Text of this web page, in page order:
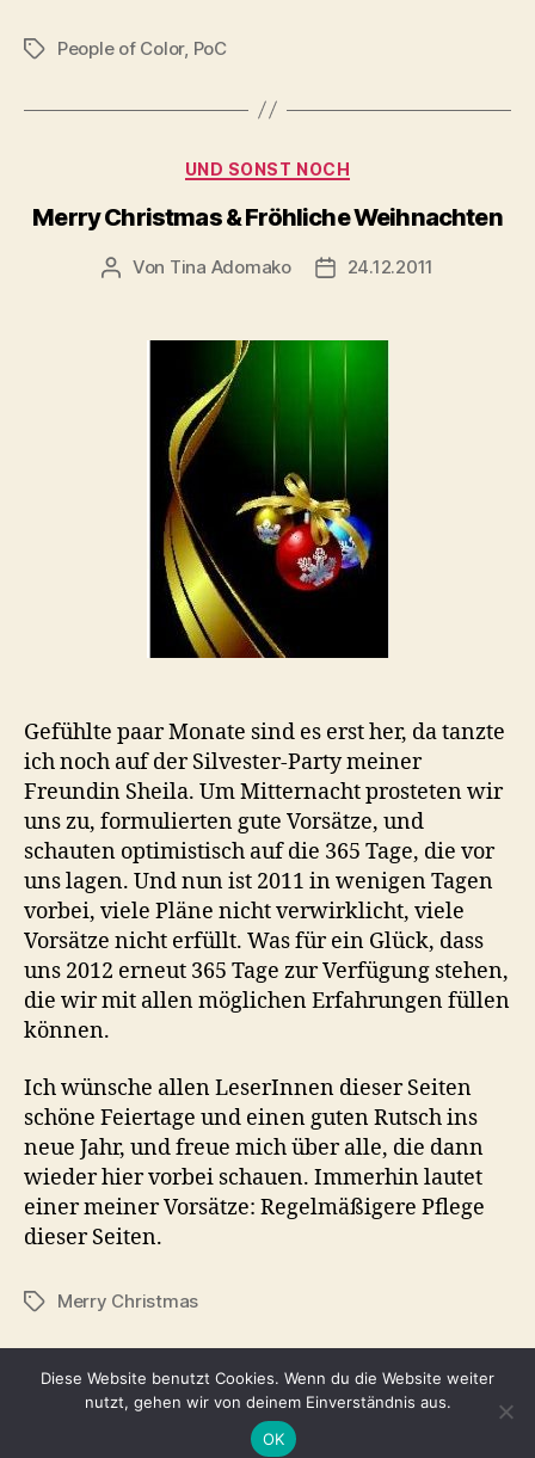
Schlagwörter
People of Color, PoC
Kategorien
UND SONST NOCH
Merry Christmas & Fröhliche Weihnachten
Beitragsautor
Von Tina Adomako Veröffentlichungsdatum
24.12.2011
Gefühlte paar Monate sind es erst her, da tanzte
ich noch auf der Silvester-Party meiner
Freundin Sheila. Um Mitternacht prosteten wir
uns zu, formulierten gute Vorsätze, und
schauten optimistisch auf die 365 Tage, die vor
uns lagen. Und nun ist 2011 in wenigen Tagen
vorbei, viele Pläne nicht verwirklicht, viele
Vorsätze nicht erfüllt. Was für ein Glück, dass
uns 2012 erneut 365 Tage zur Verfügung stehen,
die wir mit allen möglichen Erfahrungen füllen
können.
Ich wünsche allen LeserInnen dieser Seiten
schöne Feiertage und einen guten Rutsch ins
neue Jahr, und freue mich über alle, die dann
wieder hier vorbei schauen. Immerhin lautet
einer meiner Vorsätze: Regelmäßigere Pflege
dieser Seiten.
Schlagwörter
Merry Christmas
↑
Diese Website benutzt Cookies. Wenn du die Website weiter
nutzt, gehen wir von deinem Einverständnis aus.
OK